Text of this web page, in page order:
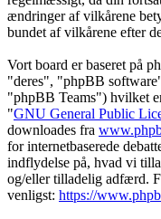
ændringer af vilkårene
bundet af vilkårene efter
Vort board er baseret på
"deres", "phpBB
"phpBB Teams") hvilket
"GNU General Public
downloades fra
for internetbaserede
indflydelse på, hvad vi
og/eller tilladelig adfærd.
venligst: https://